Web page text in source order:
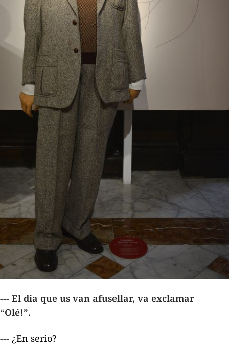
--- El dia que us van afusellar, va exclamar
“Olé!”.
--- ¿En serio?